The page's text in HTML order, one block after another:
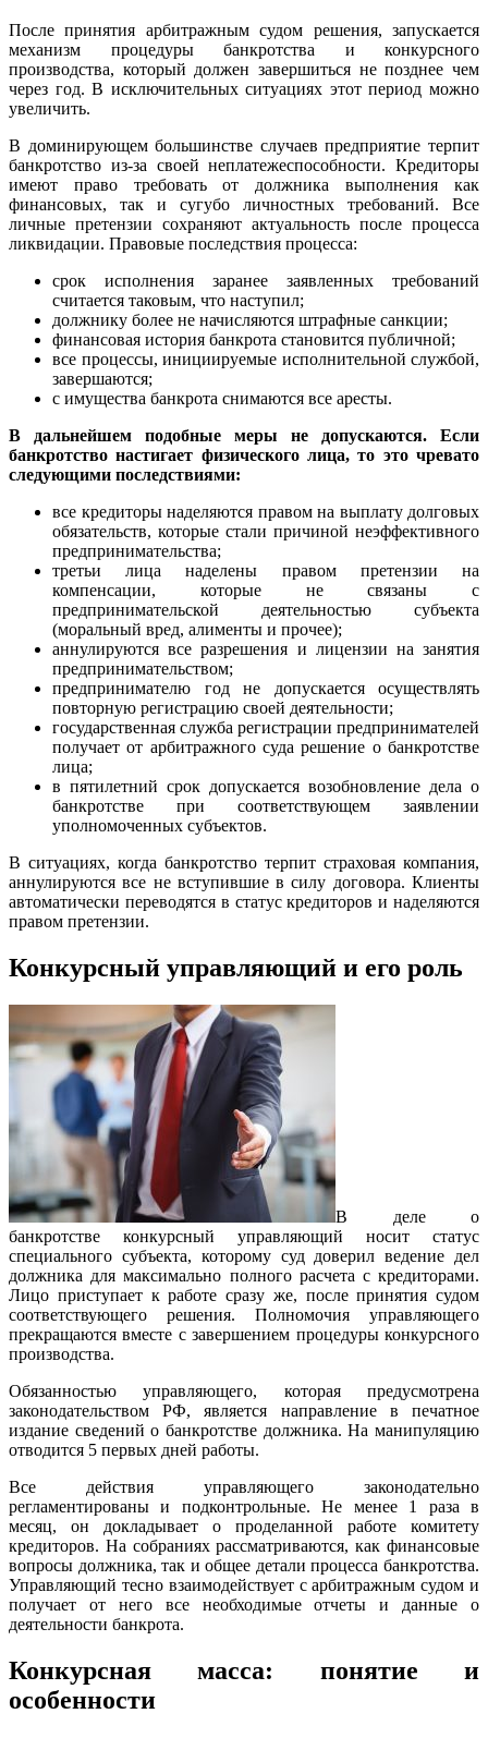
После принятия арбитражным судом решения, запускается
механизм процедуры банкротства и конкурсного
производства, который должен завершиться не позднее чем
через год. В исключительных ситуациях этот период можно
увеличить.
В доминирующем большинстве случаев предприятие терпит
банкротство из-за своей неплатежеспособности. Кредиторы
имеют право требовать от должника выполнения как
финансовых, так и сугубо личностных требований. Все
личные претензии сохраняют актуальность после процесса
ликвидации. Правовые последствия процесса:
срок исполнения заранее заявленных требований
считается таковым, что наступил;
должнику более не начисляются штрафные санкции;
финансовая история банкрота становится публичной;
все процессы, инициируемые исполнительной службой,
завершаются;
с имущества банкрота снимаются все аресты.
В дальнейшем подобные меры не допускаются. Если
банкротство настигает физического лица, то это чревато
следующими последствиями:
все кредиторы наделяются правом на выплату долговых
обязательств, которые стали причиной неэффективного
предпринимательства;
третьи лица наделены правом претензии на
компенсации, которые не связаны с
предпринимательской деятельностью субъекта
(моральный вред, алименты и прочее);
аннулируются все разрешения и лицензии на занятия
предпринимательством;
предпринимателю год не допускается осуществлять
повторную регистрацию своей деятельности;
государственная служба регистрации предпринимателей
получает от арбитражного суда решение о банкротстве
лица;
в пятилетний срок допускается возобновление дела о
банкротстве при соответствующем заявлении
уполномоченных субъектов.
В ситуациях, когда банкротство терпит страховая компания,
аннулируются все не вступившие в силу договора. Клиенты
автоматически переводятся в статус кредиторов и наделяются
правом претензии.
Конкурсный управляющий и его роль
В деле о
банкротстве конкурсный управляющий носит статус
специального субъекта, которому суд доверил ведение дел
должника для максимально полного расчета с кредиторами.
Лицо приступает к работе сразу же, после принятия судом
соответствующего решения. Полномочия управляющего
прекращаются вместе с завершением процедуры конкурсного
производства.
Обязанностью управляющего, которая предусмотрена
законодательством РФ, является направление в печатное
издание сведений о банкротстве должника. На манипуляцию
отводится 5 первых дней работы.
Все действия управляющего законодательно
регламентированы и подконтрольные. Не менее 1 раза в
месяц, он докладывает о проделанной работе комитету
кредиторов. На собраниях рассматриваются, как финансовые
вопросы должника, так и общее детали процесса банкротства.
Управляющий тесно взаимодействует с арбитражным судом и
получает от него все необходимые отчеты и данные о
деятельности банкрота.
Конкурсная масса: понятие и
особенности